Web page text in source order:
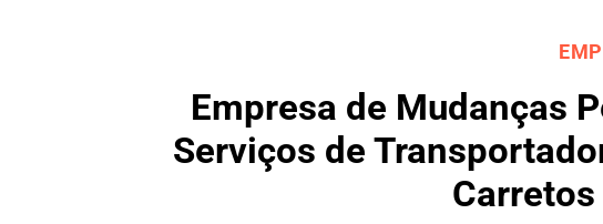
Empresa de Mudanças
Serviços de